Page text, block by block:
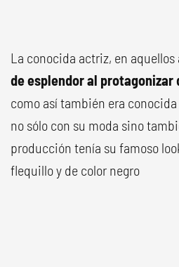
La conocida actriz, en aquellos
de esplendor al
como así también era
no sólo con su moda sino
producción tenía su famoso
flequillo y de color negro